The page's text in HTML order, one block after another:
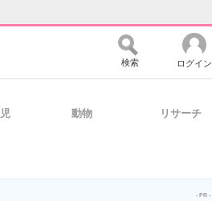
検索 ログイン
動物 リサーチ
- PR -